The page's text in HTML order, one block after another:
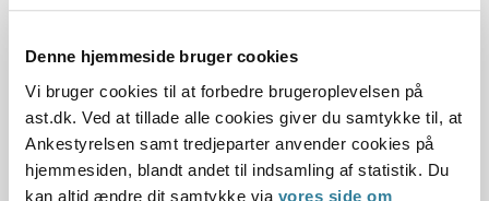
Denne hjemmeside bruger cookies
Vi bruger cookies til at forbedre brugeroplevelsen på
ast.dk. Ved at tillade alle cookies giver du samtykke til, at
Ankestyrelsen samt tredjeparter anvender cookies på
hjemmesiden, blandt andet til indsamling af statistik. Du
kan altid ændre dit samtykke via vores side om
§ 49
Journalnummer